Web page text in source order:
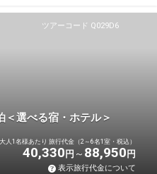
ツアーコード Q029D6
選べる宿・ホテル＞
大人1名様あたり 旅行代金（2～6名1室・税込）
40,330 円 88,950 円
表示旅行代金について